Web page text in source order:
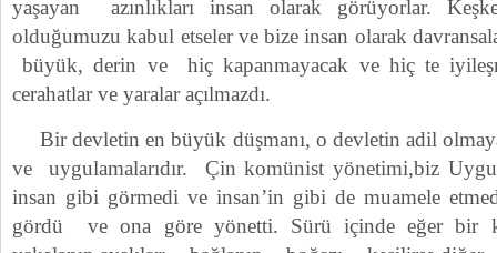
yaşayan azınlıkları insan olarak görüyorlar.
olduğumuzu kabul etseler ve bize insan olarak
büyük, derin ve hiç kapanmayacak ve hiç te
cerahatlar ve yaralar açılmazdı.
Bir devletin en büyük düşmanı, o devletin adil
ve uygulamalarıdır. Çin komünist yönetimi,biz
insan gibi görmedi ve insan’in gibi de muamele
gördü ve ona göre yönetti. Sürü içinde eğer bir